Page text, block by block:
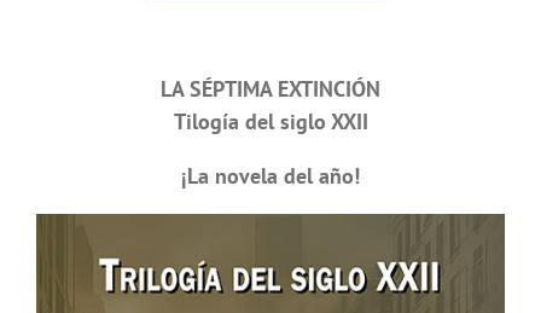
LA SÉPTIMA EXTINCIÓN
Tilogía del siglo XXII
¡La novela del año!